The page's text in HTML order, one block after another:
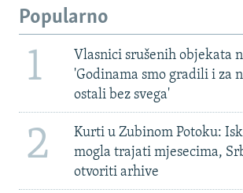
Popularno
1
Vlasnici srušenih objekata
'Godinama smo gradili i za
ostali bez svega'
2
Kurti u Zubinom Potoku:
mogla trajati mjesecima,
otvoriti arhive